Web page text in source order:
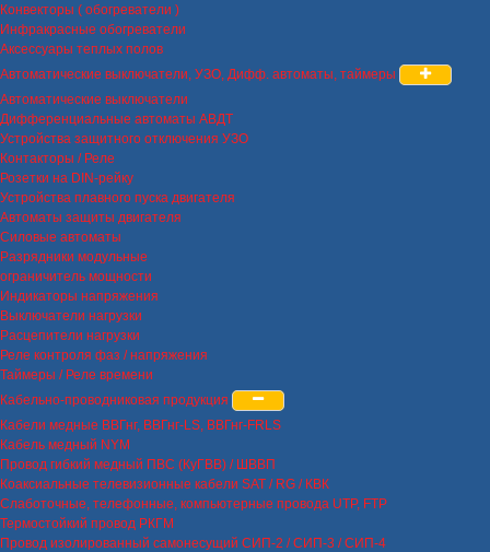
Конвекторы ( обогреватели )
Инфракрасные обогреватели
Аксессуары теплых полов
Автоматические выключатели, УЗО, Дифф. автоматы, таймеры
Автоматические выключатели
Дифференциальные автоматы АВДТ
Устройства защитного отключения УЗО
Контакторы / Реле
Розетки на DIN-рейку
Устройства плавного пуска двигателя
Автоматы защиты двигателя
Силовые автоматы
Разрядники модульные
ограничитель мощности
Индикаторы напряжения
Выключатели нагрузки
Расцепители нагрузки
Реле контроля фаз / напряжения
Таймеры / Реле времени
Кабельно-проводниковая продукция
Кабели медные ВВГнг, ВВГнг-LS, ВВГнг-FRLS
Кабель медный NYM
Провод гибкий медный ПВС (КуГВВ) / ШВВП
Коаксиальные телевизионные кабели SAT / RG / КВК
Слаботочные, телефонные, компьютерные провода UTP, FTP
Термостойкий провод РКГМ
Провод изолированный самонесущий СИП-2 / СИП-3 / СИП-4